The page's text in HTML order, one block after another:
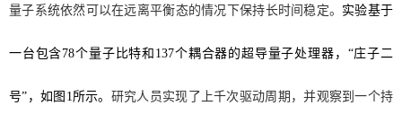
量子系统依然可以在远离平衡态的情况下保持长时间稳定。 实验基于
一台包含78个量子比特和 137个耦合器的超导量子处理器， “庄子二
号” ，如图 1 所示。 研究人员实现了上千次驱动周期，并观察到一个持